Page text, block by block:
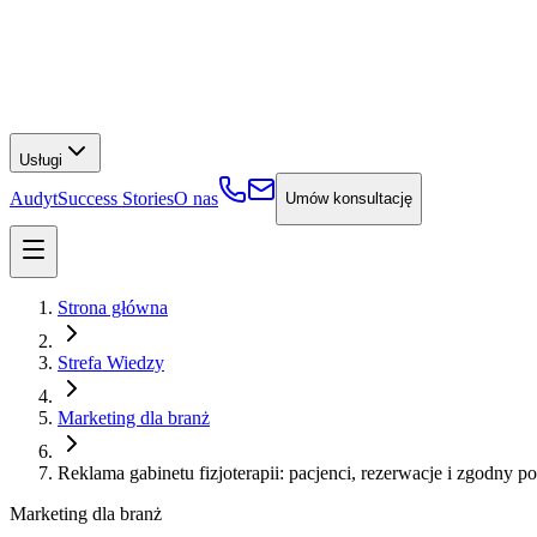
Usługi
AudytSuccess StoriesO nas Umów konsultację
Strona główna
Strefa Wiedzy
Marketing dla branż
Reklama gabinetu fizjoterapii: pacjenci, rezerwacje i zgodny
Marketing dla branż